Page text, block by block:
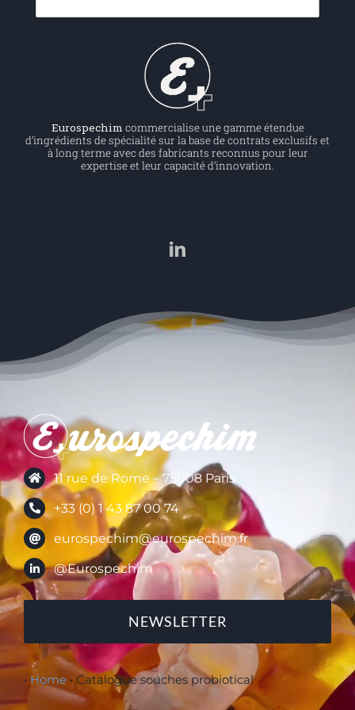
RGPD
Eurospechim commercialise une gamme étendue
d’ingrédients de spécialité sur la base de contrats exclusifs et
à long terme avec des fabricants reconnus pour leur
expertise et leur capacité d’innovation.
11 rue de Rome – 75008 Paris
+33 (0) 1 43 87 00 74
eurospechim@eurospechim.fr
@Eurospechim
NEWSLETTER
• Home •Catalogue souches probiotical